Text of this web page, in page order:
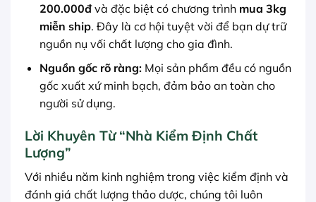
200.000đvà đặc biệt có chương trình mua 3kg
miễn ship. Đây là cơ hội tuyệt vời để bạn dự trữ
nguồn nụ vối chất lượng cho gia đình.
Nguồn gốc rõ ràng:Mọi sản phẩm đều có nguồn
gốc xuất xứ minh bạch, đảm bảo an toàn cho
người sử dụng.
Lời Khuyên Từ “Nhà Kiểm Định Chất
Lượng”
Với nhiều năm kinh nghiệm trong việc kiểm định và
đánh giá chất lượng thảo dược, chúng tôi luôn